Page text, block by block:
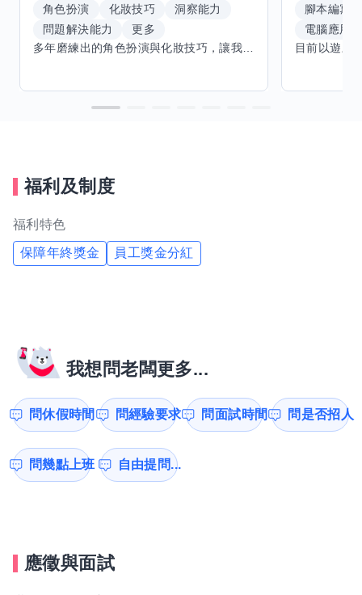
角色扮演 化妝技巧
洞察能力
問題解決能力
更多
腳本編寫
電腦應用
福利及制度
福利特色
保障年終獎金 員工獎金分紅
我想問老闆更多...
問休假時間 問經驗要求 問面試時間 問是否招人
問幾點上班 自由提問...
應徵與面試